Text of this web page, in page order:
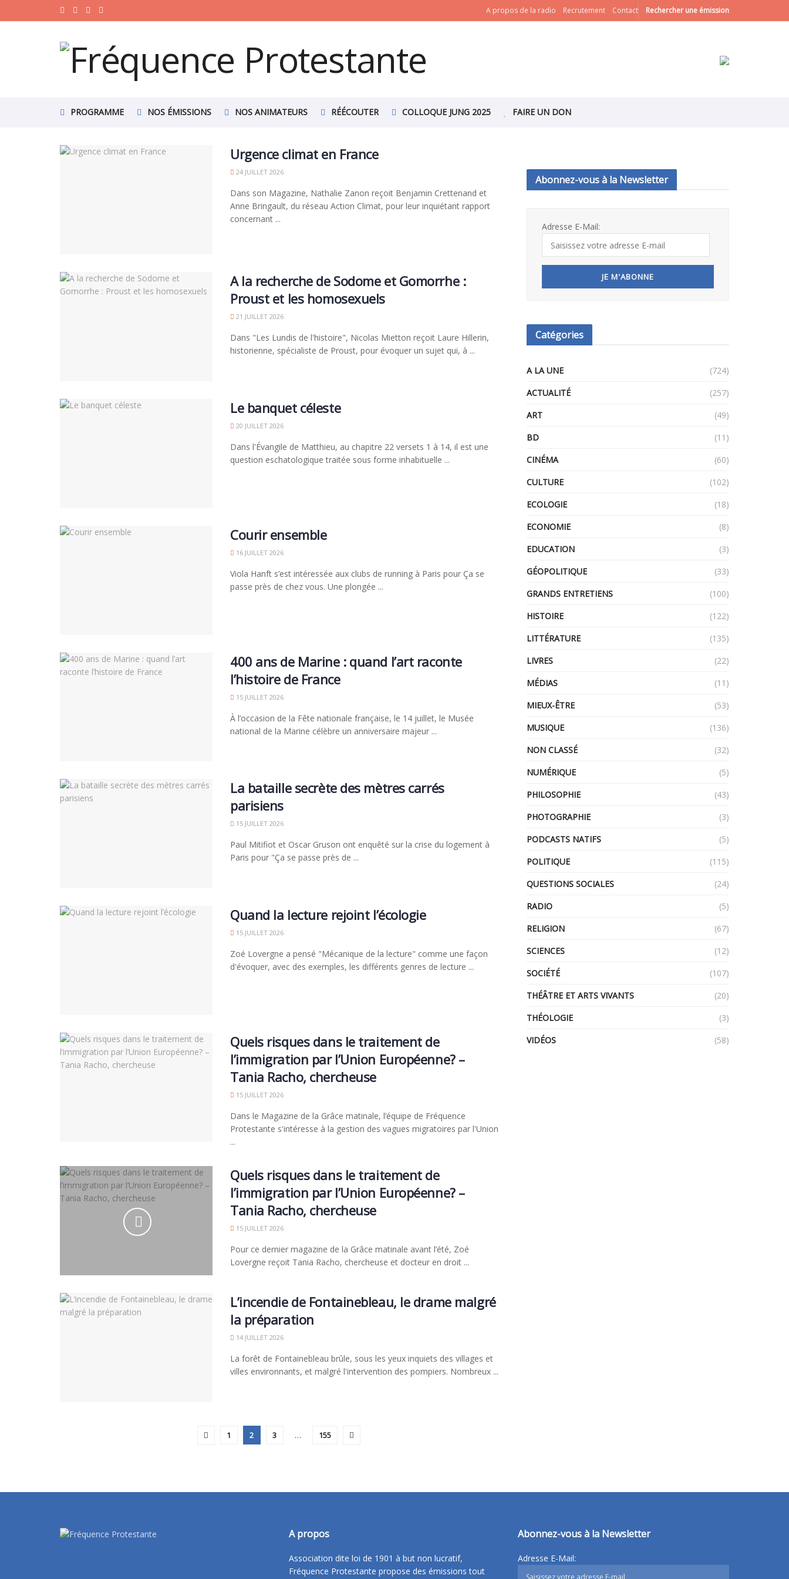
A propos de la radio Recrutement Contact Rechercher une émission
PROGRAMME NOS ÉMISSIONS NOS ANIMATEURS RÉÉCOUTER COLLOQUE JUNG 2025 FAIRE UN DON
Urgence climat en France
24 JUILLET 2026
Dans son Magazine, Nathalie Zanon reçoit Benjamin Crettenand et
Anne Bringault, du réseau Action Climat, pour leur inquiétant rapport
concernant ...
A la recherche de Sodome et Gomorrhe :
Proust et les homosexuels
21 JUILLET 2026
Dans "Les Lundis de l'histoire", Nicolas Mietton reçoit Laure Hillerin,
historienne, spécialiste de Proust, pour évoquer un sujet qui, à ...
Le banquet céleste
20 JUILLET 2026
Dans l'Évangile de Matthieu, au chapitre 22 versets 1 à 14, il est une
question eschatologique traitée sous forme inhabituelle ...
Courir ensemble
16 JUILLET 2026
Viola Hanft s’est intéressée aux clubs de running à Paris pour Ça se
passe près de chez vous. Une plongée ...
400 ans de Marine : quand l’art raconte
l’histoire de France
15 JUILLET 2026
À l’occasion de la Fête nationale française, le 14 juillet, le Musée
national de la Marine célèbre un anniversaire majeur ...
La bataille secrète des mètres carrés
parisiens
15 JUILLET 2026
Paul Mitifiot et Oscar Gruson ont enquêté sur la crise du logement à
Paris pour "Ça se passe près de ...
Quand la lecture rejoint l’écologie
15 JUILLET 2026
Zoé Lovergne a pensé "Mécanique de la lecture" comme une façon
d'évoquer, avec des exemples, les différents genres de lecture ...
Quels risques dans le traitement de
l’immigration par l’Union Européenne? –
Tania Racho, chercheuse
15 JUILLET 2026
Dans le Magazine de la Grâce matinale, l’équipe de Fréquence
Protestante s'intéresse à la gestion des vagues migratoires par l'Union
...
Quels risques dans le traitement de
l’immigration par l’Union Européenne? –
Tania Racho, chercheuse
15 JUILLET 2026
Pour ce dernier magazine de la Grâce matinale avant l’été, Zoé
Lovergne reçoit Tania Racho, chercheuse et docteur en droit ...
L’incendie de Fontainebleau, le drame malgré
la préparation
14 JUILLET 2026
La forêt de Fontainebleau brûle, sous les yeux inquiets des villages et
villes environnants, et malgré l'intervention des pompiers. Nombreux ...
1 2 3 … 155
Abonnez-vous à la Newsletter
Adresse E-Mail:
Catégories
A LA UNE
(724)
ACTUALITÉ
(257)
ART
(49)
BD
(11)
CINÉMA
(60)
CULTURE
(102)
ECOLOGIE
(18)
ECONOMIE
(8)
EDUCATION
(3)
GÉOPOLITIQUE
(33)
GRANDS ENTRETIENS
(100)
HISTOIRE
(122)
LITTÉRATURE
(135)
LIVRES
(22)
MÉDIAS
(11)
MIEUX-ÊTRE
(53)
MUSIQUE
(136)
NON CLASSÉ
(32)
NUMÉRIQUE
(5)
PHILOSOPHIE
(43)
PHOTOGRAPHIE
(3)
PODCASTS NATIFS
(5)
POLITIQUE
(115)
QUESTIONS SOCIALES
(24)
RADIO
(5)
RELIGION
(67)
SCIENCES
(12)
SOCIÉTÉ
(107)
THÉÂTRE ET ARTS VIVANTS
(20)
THÉOLOGIE
(3)
VIDÉOS
(58)
A propos
Association dite loi de 1901 à but non lucratif,
Fréquence Protestante propose des émissions tout
Abonnez-vous à la Newsletter
Adresse E-Mail: